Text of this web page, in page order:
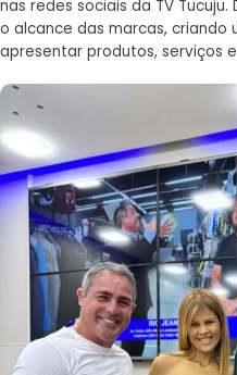
nas redes sociais da TV
o alcance das marcas,
apresentar produtos, serviços